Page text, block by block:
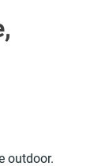
outdoor.